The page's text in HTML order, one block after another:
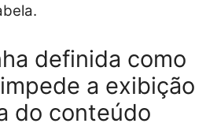
definida como
a exibição
do conteúdo